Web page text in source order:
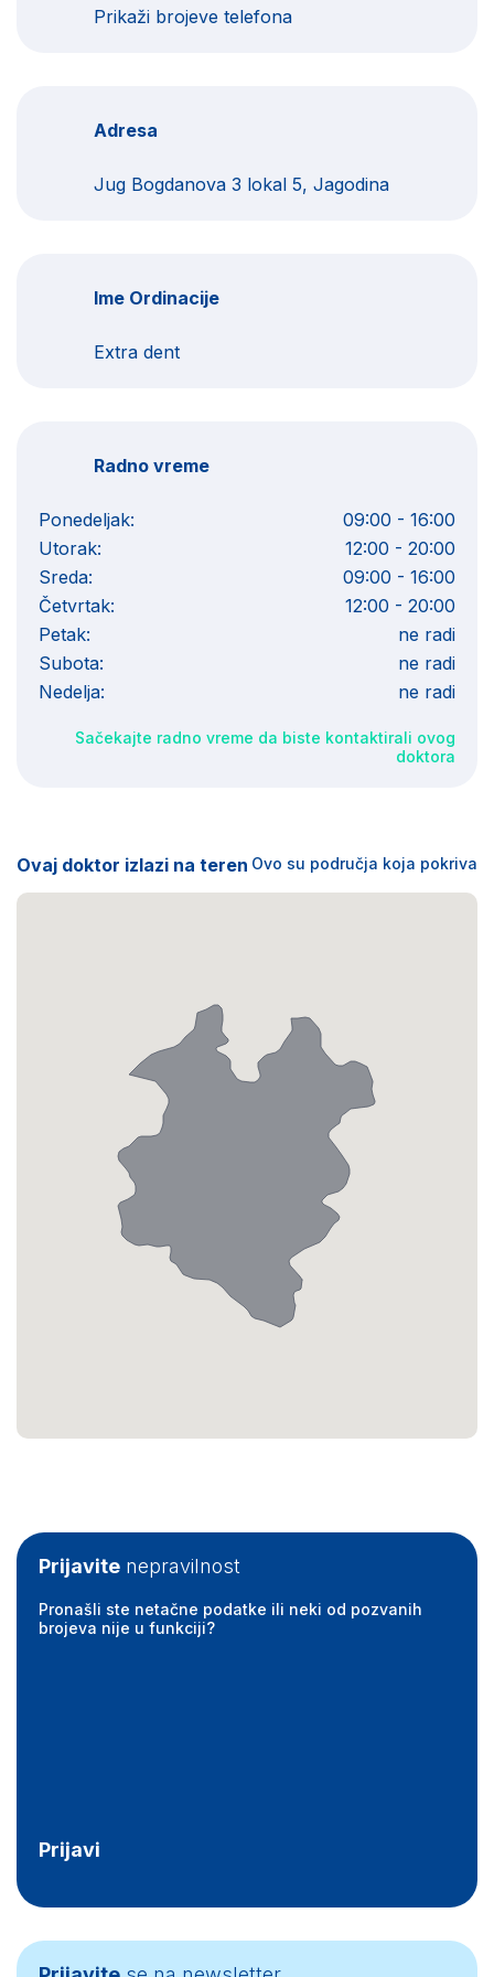
Prikaži brojeve telefona
Adresa
Jug Bogdanova 3 lokal 5, Jagodina
Ime Ordinacije
Extra dent
Radno vreme
Ponedeljak:
09:00 - 16:00
Utorak:
12:00 - 20:00
Sreda:
09:00 - 16:00
Četvrtak:
12:00 - 20:00
Petak:
ne radi
Subota:
ne radi
Nedelja:
ne radi
Sačekajte radno vreme da biste kontaktirali ovog
doktora
Ovaj doktor izlazi na teren Ovo su područja koja pokriva
Prijavite nepravilnost
Pronašli ste netačne podatke ili neki od pozvanih
brojeva nije u funkciji?
Prijavi